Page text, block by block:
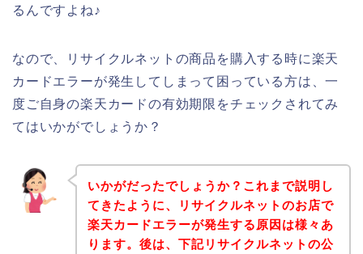
るんですよね♪
なので、リサイクルネットの商品を購入する時に楽天
カードエラーが発生してしまって困っている方は、一
度ご自身の楽天カードの有効期限をチェックされてみ
てはいかがでしょうか？
いかがだったでしょうか？これまで説明し
てきたように、リサイクルネットのお店で
楽天カードエラーが発生する原因は様々あ
ります。後は、下記リサイクルネットの公